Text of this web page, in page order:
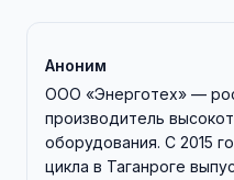
Аноним
ООО «Энерготех» —
производитель
оборудования. С 2015
цикла в Таганроге